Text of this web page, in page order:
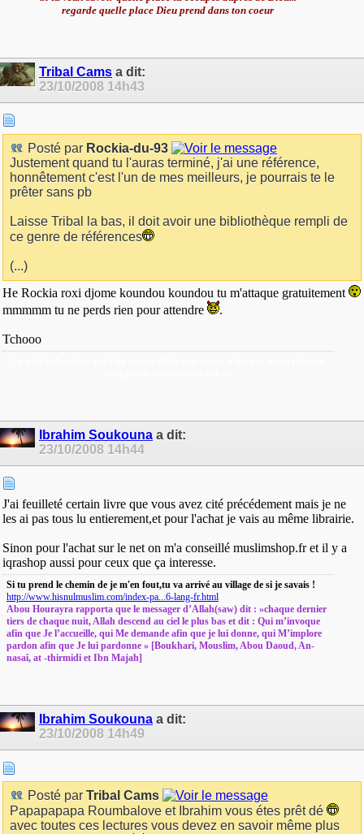
regarde quelle place Dieu prend dans ton coeur
Tribal Cams a dit:
23/10/2008 14h43
Posté par Rockia-du-93
Justement quand tu l'auras terminé, j'ai une référence,
honnêtement c'est l'un de mes meilleurs, je pourrais te le
prêter sans pb
Laisse Tribal la bas, il doit avoir une bibliothèque rempli de
ce genre de références
(...)
He Rockia roxi djome koundou koundou tu m'attaque gratuitement
mmmmm tu ne perds rien pour attendre
.
Tchooo
Ibrahim Soukouna a dit:
23/10/2008 14h44
J'ai feuilleté certain livre que vous avez cité précédement mais je ne
les ai pas tous lu entierement,et pour l'achat je vais au même librairie.
Sinon pour l'achat sur le net on m'a conseillé muslimshop.fr et il y a
iqrashop aussi pour ceux que ça interesse.
Si tu prend le chemin de je m'en fout,tu va arrivé au village de si je savais !
http://www.hisnulmuslim.com/index-pa...6-lang-fr.html
Abou Hourayra rapporta que le messager d’Allah(saw) dit : »chaque dernier
tiers de chaque nuit, Allah descend au ciel le plus bas et dit : Qui m’invoque
afin que Je l’accueille, qui Me demande afin que je lui donne, qui M’implore
pardon afin que Je lui pardonne » [Boukhari, Mouslim, Abou Daoud, An-
nasaî, at -thirmidi et Ibn Majah]
Ibrahim Soukouna a dit:
23/10/2008 14h49
Posté par Tribal Cams
Papapapapa Roumbalove et Ibrahim vous étes prêt dé
avec toutes ces lectures vous devez en savoir même plus